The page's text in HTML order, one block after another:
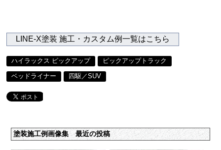
LINE-X塗装 施工・カスタム例一覧はこちら
ハイラックス ピックアップ ピックアップトラック
ベッドライナー 四駆／SUV
塗装施工例画像集 最近の投稿